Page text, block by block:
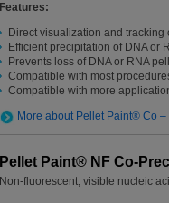
Features:
Direct visualization and
Efficient precipitation of DNA or
Prevents loss of DNA or RNA
Compatible with most
Compatible with more
More about Pellet Paint® Co
Pellet Paint® NF Co-
Non-fluorescent, visible nucleic